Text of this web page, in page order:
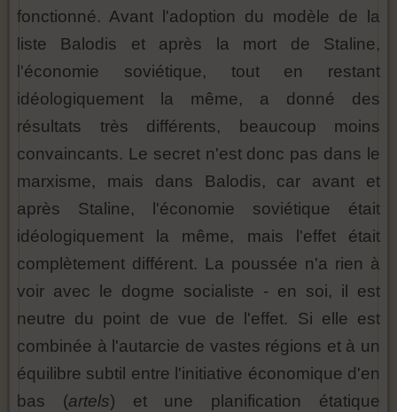
fonctionné. Avant l'adoption du modèle de la
liste Balodis et après la mort de Staline,
l'économie soviétique, tout en restant
idéologiquement la même, a donné des
résultats très différents, beaucoup moins
convaincants. Le secret n'est donc pas dans le
marxisme, mais dans Balodis, car avant et
après Staline, l'économie soviétique était
idéologiquement la même, mais l'effet était
complètement différent. La poussée n'a rien à
voir avec le dogme socialiste - en soi, il est
neutre du point de vue de l'effet. Si elle est
combinée à l'autarcie de vastes régions et à un
équilibre subtil entre l'initiative économique d'en
bas (artels) et une planification étatique